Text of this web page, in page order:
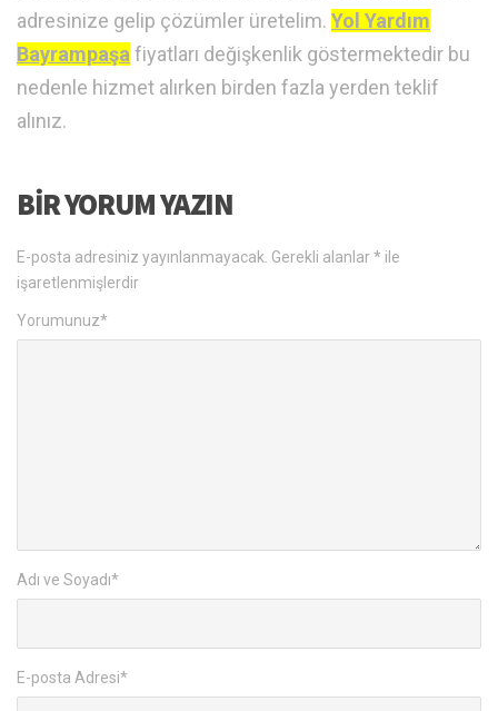
adresinize gelip çözümler üretelim. Yol Yardım
Bayrampaşa fiyatları değişkenlik göstermektedir bu
nedenle hizmet alırken birden fazla yerden teklif
alınız.
BIR YORUM YAZIN
E-posta adresiniz yayınlanmayacak. Gerekli alanlar* ile
işaretlenmişlerdir
Yorumunuz*
Adı ve Soyadı*
E-posta Adresi*